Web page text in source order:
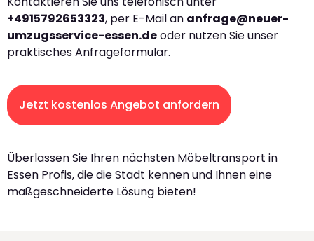
+4915792653323, per E-Mail an anfrage@neuer-
umzugsservice-essen.deoder nutzen Sie unser
praktisches Anfrageformular.
Jetzt kostenlos Angebot anfordern
Überlassen Sie Ihren nächsten Möbeltransport in
Essen Profis, die die Stadt kennen und Ihnen eine
maßgeschneiderte Lösung bieten!